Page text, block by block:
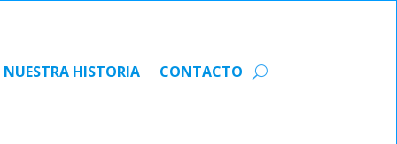
NUESTRA HISTORIA CONTACTO
NUESTRA HISTORIA CONTACTO